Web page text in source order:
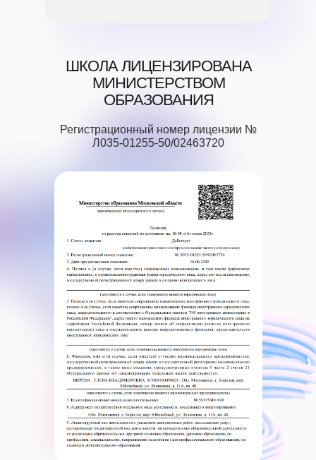
ШКОЛА ЛИЦЕНЗИРОВАНА
МИНИСТЕРСТВОМ
ОБРАЗОВАНИЯ
Регистрационный номер лицензии №
Л035-01255-50/02463720